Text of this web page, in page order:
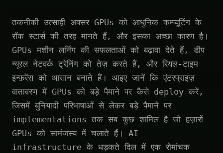
तकनीकी उत्साही अक्सर GPUs को आधुनिक कम्प्यूटिंग के
रॉक स्टार्स की तरह मानते हैं, और इसका अच्छा कारण है।
GPUs मशीन लर्निंग की सफलताओं को बढ़ावा देते हैं, डीप
न्यूरल नेटवर्क ट्रेनिंग को तेज़ करते हैं, और रियल-टाइम
इन्फ़रेंस को आसान बनाते हैं। आइए जानें कि एंटरप्राइज़
वातावरण में GPUs को बड़े पैमाने पर कैसे deploy करें,
जिसमें बुनियादी परिभाषाओं से लेकर बड़े पैमाने पर
implementations तक सब कुछ शामिल है जो हज़ारों
GPUs को सामंजस्य में चलाते हैं। AI
infrastructure के धड़कते दिल में एक रोमांचक